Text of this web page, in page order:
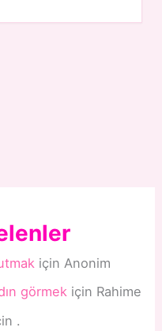
için Anonim
görmek için Rahime
.